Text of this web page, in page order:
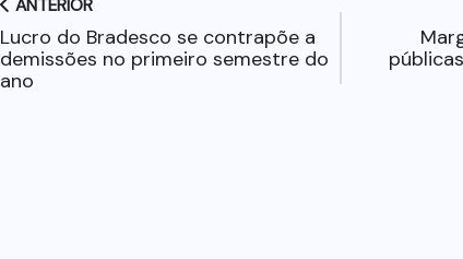
ANTERIOR
Lucro do Bradesco se contrapõe a
demissões no primeiro semestre do
ano